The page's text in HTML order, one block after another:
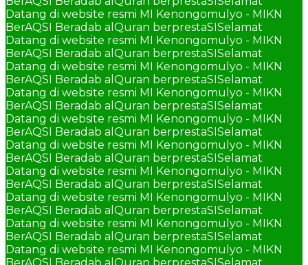
Datang di website resmi MI Kenongomulyo - MIKN
BerAQSI Beradab alQuran berprestaSISelamat
Datang di website resmi MI Kenongomulyo - MIKN
BerAQSI Beradab alQuran berprestaSISelamat
Datang di website resmi MI Kenongomulyo - MIKN
BerAQSI Beradab alQuran berprestaSISelamat
Datang di website resmi MI Kenongomulyo - MIKN
BerAQSI Beradab alQuran berprestaSISelamat
Datang di website resmi MI Kenongomulyo - MIKN
BerAQSI Beradab alQuran berprestaSISelamat
Datang di website resmi MI Kenongomulyo - MIKN
BerAQSI Beradab alQuran berprestaSISelamat
Datang di website resmi MI Kenongomulyo - MIKN
BerAQSI Beradab alQuran berprestaSISelamat
Datang di website resmi MI Kenongomulyo - MIKN
BerAQSI Beradab alQuran berprestaSISelamat
Datang di website resmi MI Kenongomulyo - MIKN
BerAQSI Beradab alQuran berprestaSISelamat
Datang di website resmi MI Kenongomulyo - MIKN